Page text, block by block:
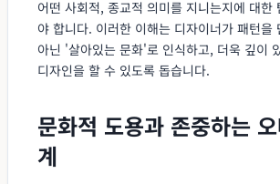
어떤 사회적, 종교적 의미를 지니는지에 대한
야 합니다. 이러한 이해는 디자이너가 패턴을
아닌 '살아있는 문화'로 인식하고, 더욱 깊이
디자인을 할 수 있도록 돕습니다.
문화적 도용과 존중하는
계